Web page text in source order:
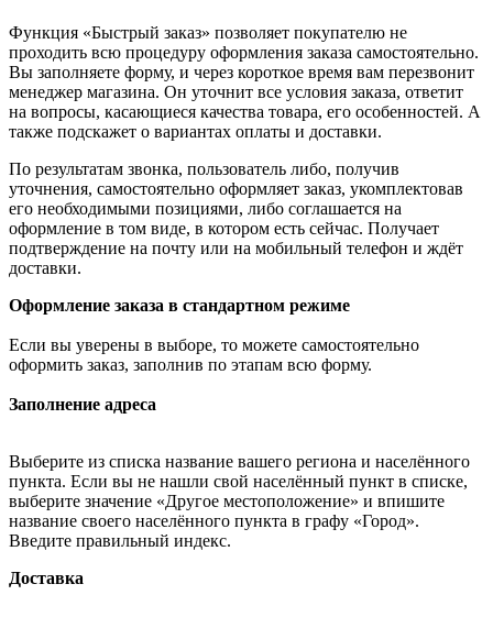
Функция «Быстрый заказ» позволяет покупателю не
проходить всю процедуру оформления заказа самостоятельно.
Вы заполняете форму, и через короткое время вам перезвонит
менеджер магазина. Он уточнит все условия заказа, ответит
на вопросы, касающиеся качества товара, его особенностей. А
также подскажет о вариантах оплаты и доставки.
По результатам звонка, пользователь либо, получив
уточнения, самостоятельно оформляет заказ, укомплектовав
его необходимыми позициями, либо соглашается на
оформление в том виде, в котором есть сейчас. Получает
подтверждение на почту или на мобильный телефон и ждёт
доставки.
Оформление заказа в стандартном режиме
Если вы уверены в выборе, то можете самостоятельно
оформить заказ, заполнив по этапам всю форму.
Заполнение адреса
Выберите из списка название вашего региона и населённого
пункта. Если вы не нашли свой населённый пункт в списке,
выберите значение «Другое местоположение» и впишите
название своего населённого пункта в графу «Город».
Введите правильный индекс.
Доставка